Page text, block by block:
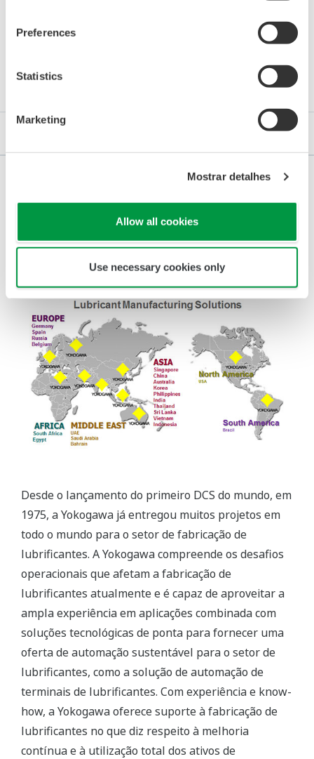
Preferences
Statistics
Marketing
Mostrar detalhes
Allow all cookies
Use necessary cookies only
Experiência, conhecimento,
aprimoramento
Desde o lançamento do primeiro DCS do mundo, em
1975, a Yokogawa já entregou muitos projetos em
todo o mundo para o setor de fabricação de
lubrificantes. A Yokogawa compreende os desafios
operacionais que afetam a fabricação de
lubrificantes atualmente e é capaz de aproveitar a
ampla experiência em aplicações combinada com
soluções tecnológicas de ponta para fornecer uma
oferta de automação sustentável para o setor de
lubrificantes, como a solução de automação de
terminais de lubrificantes. Com experiência e know-
how, a Yokogawa oferece suporte à fabricação de
lubrificantes no que diz respeito à melhoria
contínua e à utilização total dos ativos de